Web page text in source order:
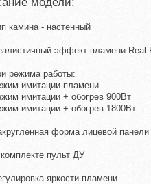
камина - настенный
эффект пламени Real
режима работы:
имитации пламени
имитации + обогрев 900Вт
имитации + обогрев 1800Вт
форма лицевой панели
пульт ДУ
яркости пламени